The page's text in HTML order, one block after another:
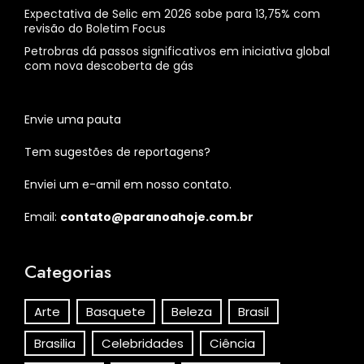
Expectativa de Selic em 2026 sobe para 13,75% com
revisão do Boletim Focus
Petrobras dá passos significativos em iniciativa global
com nova descoberta de gás
Envie uma pauta
Tem sugestões de reportagens?
Enviei um e-amil em nosso contato.
Email: contato@paranoahoje.com.br
Categorias
Arte Basquete Beleza
Brasil
Brasilia
Celebridades Ciência